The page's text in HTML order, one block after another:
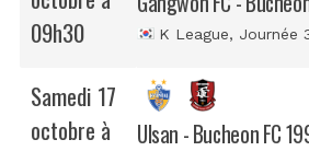
09h30
K League, Journée
Samedi 17
octobre à
Ulsan - Bucheon FC